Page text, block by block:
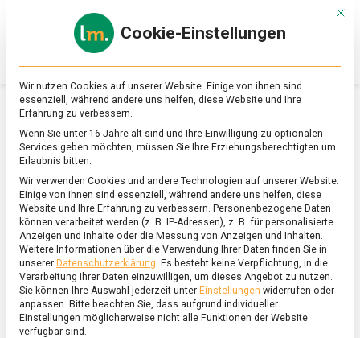
Online-
Magazin
zu
&
Ernährung
SCHLAGWORT:NUTRI-SCORE
Mit
Cookie-Einstellungen
Wir nutzen Cookies auf unserer Website. Einige von ihnen sind
essenziell, während andere uns helfen, diese Website und Ihre
Erfahrung zu verbessern.
Wenn Sie unter 16 Jahre alt sind und Ihre Einwilligung zu optionalen
Services geben möchten, müssen Sie Ihre Erziehungsberechtigten um
Erlaubnis bitten.
Wir verwenden Cookies und andere Technologien auf unserer Website.
Einige von ihnen sind essenziell, während andere uns helfen, diese
Website und Ihre Erfahrung zu verbessern. Personenbezogene Daten
können verarbeitet werden (z. B. IP-Adressen), z. B. für personalisierte
Anzeigen und Inhalte oder die Messung von Anzeigen und Inhalten.
Weitere Informationen über die Verwendung Ihrer Daten finden Sie in
unserer Datenschutzerklärung. Es besteht keine Verpflichtung, in die
Verarbeitung Ihrer Daten einzuwilligen, um dieses Angebot zu nutzen.
Sie können Ihre Auswahl jederzeit unter Einstellungen widerrufen oder
anpassen. Bitte beachten Sie, dass aufgrund individueller
Einstellungen möglicherweise nicht alle Funktionen der Website
verfügbar sind.